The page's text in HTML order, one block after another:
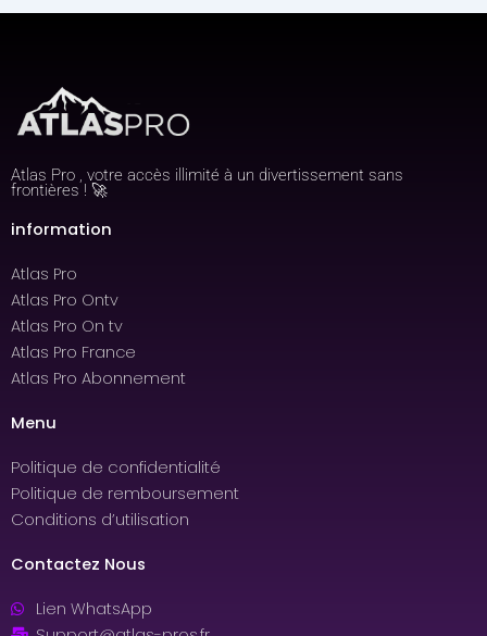
Atlas Pro , votre accès illimité à un divertissement sans
frontières ! 🚀
information
Atlas Pro
Atlas Pro Ontv
Atlas Pro On tv
Atlas Pro France
Atlas Pro Abonnement
Menu
Politique de confidentialité
Politique de remboursement
Conditions d’utilisation
Contactez Nous
Lien WhatsApp